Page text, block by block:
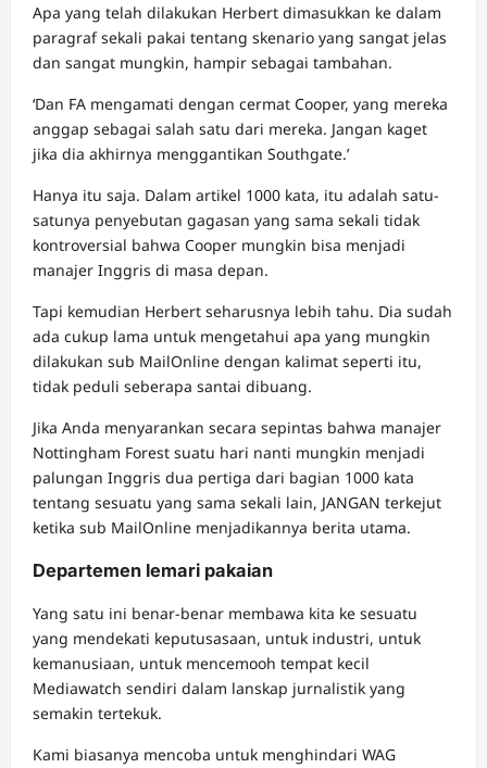
Apa yang telah dilakukan Herbert dimasukkan ke dalam
paragraf sekali pakai tentang skenario yang sangat jelas
dan sangat mungkin, hampir sebagai tambahan.
‘Dan FA mengamati dengan cermat Cooper, yang mereka
anggap sebagai salah satu dari mereka. Jangan kaget
jika dia akhirnya menggantikan Southgate.’
Hanya itu saja. Dalam artikel 1000 kata, itu adalah satu-
satunya penyebutan gagasan yang sama sekali tidak
kontroversial bahwa Cooper mungkin bisa menjadi
manajer Inggris di masa depan.
Tapi kemudian Herbert seharusnya lebih tahu. Dia sudah
ada cukup lama untuk mengetahui apa yang mungkin
dilakukan sub MailOnline dengan kalimat seperti itu,
tidak peduli seberapa santai dibuang.
Jika Anda menyarankan secara sepintas bahwa manajer
Nottingham Forest suatu hari nanti mungkin menjadi
palungan Inggris dua pertiga dari bagian 1000 kata
tentang sesuatu yang sama sekali lain, JANGAN terkejut
ketika sub MailOnline menjadikannya berita utama.
Departemen lemari pakaian
Yang satu ini benar-benar membawa kita ke sesuatu
yang mendekati keputusasaan, untuk industri, untuk
kemanusiaan, untuk mencemooh tempat kecil
Mediawatch sendiri dalam lanskap jurnalistik yang
semakin tertekuk.
Kami biasanya mencoba untuk menghindari WAG